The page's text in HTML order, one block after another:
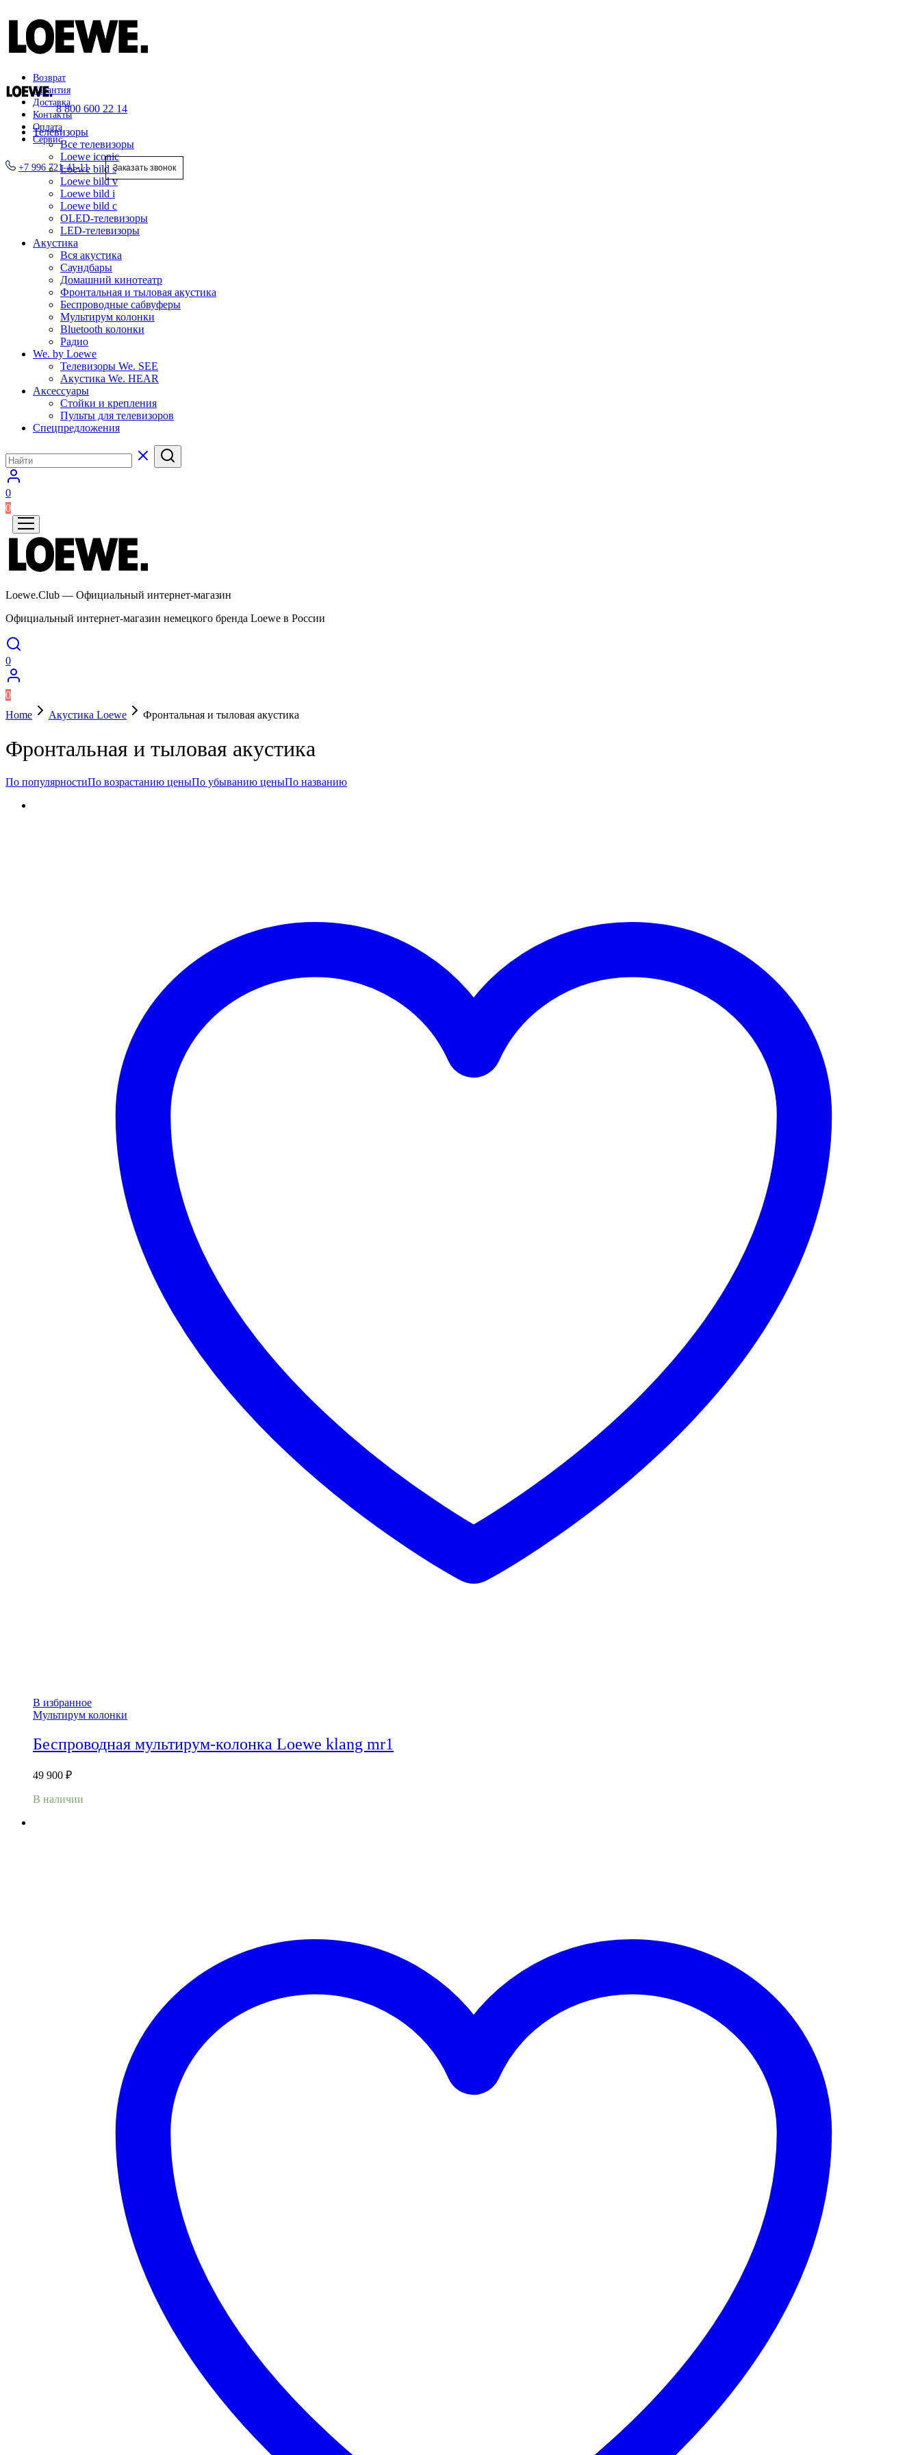
Возврат
Гарантия
Доставка
Контакты
Оплата
Сервис
+7 996 721-41-11 Заказать звонок
8 800 600 22 14
Телевизоры
Все телевизоры
Loewe iconic
Loewe bild s
Loewe bild v
Loewe bild i
Loewe bild c
OLED-телевизоры
LED-телевизоры
Акустика
Вся акустика
Саундбары
Домашний кинотеатр
Фронтальная и тыловая акустика
Беспроводные сабвуферы
Мультирум колонки
Bluetooth колонки
Радио
We. by Loewe
Телевизоры We. SEE
Акустика We. HEAR
Аксессуары
Стойки и крепления
Пульты для телевизоров
Спецпредложения
0
0
Loewe.Club — Официальный интернет-магазин
Официальный интернет-магазин немецкого бренда Loewe в России
0
0
Home
Акустика Loewe Фронтальная и тыловая акустика
Фронтальная и тыловая акустика
По популярностиПо возрастанию ценыПо убыванию ценыПо названию
В избранное
Мультирум колонки
Беспроводная мультирум-колонка Loewe klang mr1
49 900 ₽
В наличии